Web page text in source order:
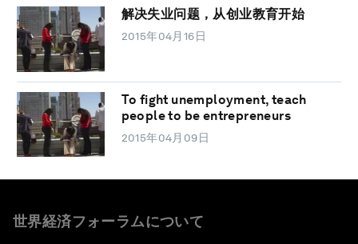
解决失业问题，从创业教育开始
2015年04月16日
To fight unemployment, teach
people to be entrepreneurs
2015年04月09日
世界経済フォーラムについて